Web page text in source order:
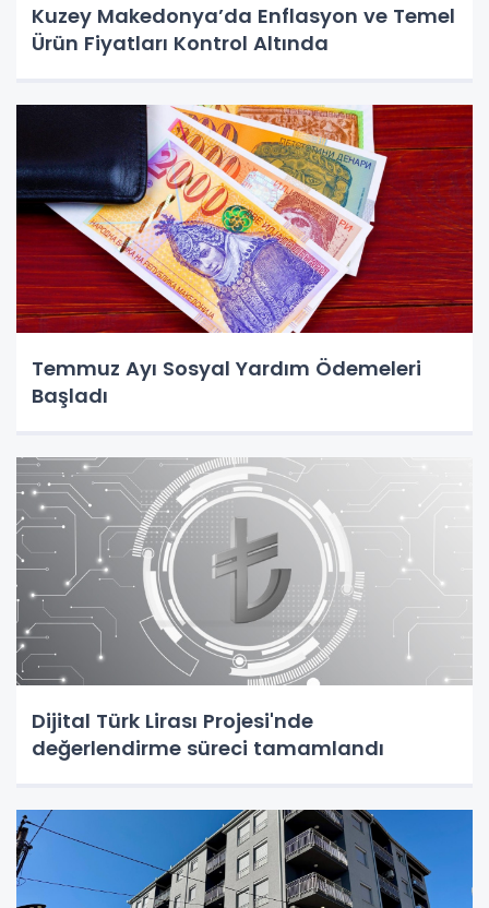
Kuzey Makedonya’da Enflasyon ve Temel
Ürün Fiyatları Kontrol Altında
Temmuz Ayı Sosyal Yardım Ödemeleri
Başladı
Dijital Türk Lirası Projesi'nde
değerlendirme süreci tamamlandı